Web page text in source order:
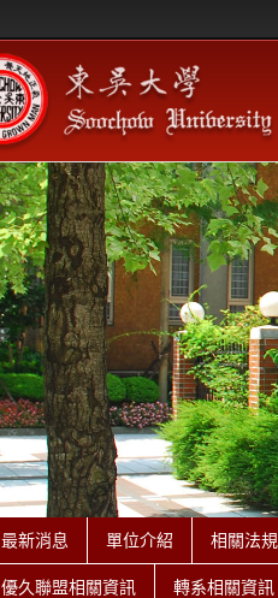
最新消息 單位介紹 相關法規
優久聯盟相關資訊 轉系相關資訊